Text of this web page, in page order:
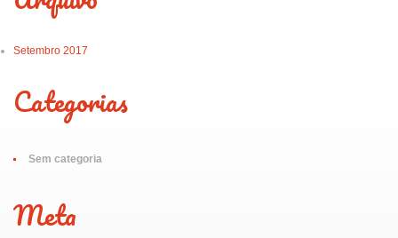
Setembro 2017
Categorias
Sem categoria
Meta